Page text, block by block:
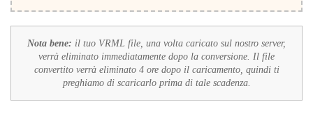
Nota bene: il tuo VRML file, una volta caricato sul nostro server,
verrà eliminato immediatamente dopo la conversione. Il file
convertito verrà eliminato 4 ore dopo il caricamento, quindi ti
preghiamo di scaricarlo prima di tale scadenza.